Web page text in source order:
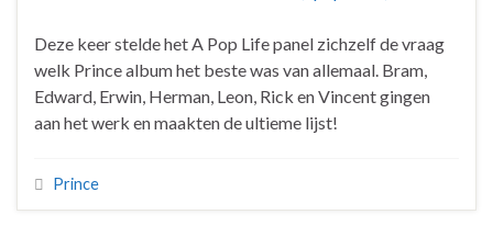
Deze keer stelde het A Pop Life panel zichzelf de vraag
welk Prince album het beste was van allemaal. Bram,
Edward, Erwin, Herman, Leon, Rick en Vincent gingen
aan het werk en maakten de ultieme lijst!
Prince